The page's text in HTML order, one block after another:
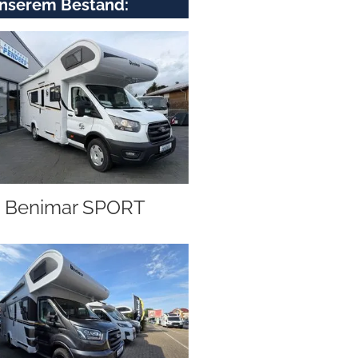
Bestand:
Benimar SPORT